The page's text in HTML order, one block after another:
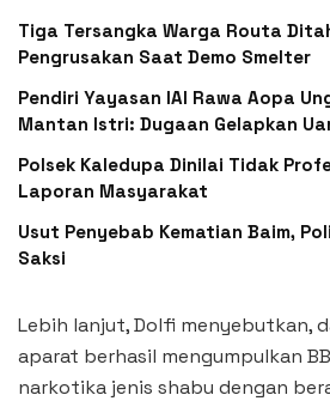
Tiga Tersangka Warga Routa
Pengrusakan Saat Demo Smelter
Pendiri Yayasan IAI Rawa Aopa
Mantan Istri: Dugaan Gelapkan
Polsek Kaledupa Dinilai Tidak
Laporan Masyarakat
Usut Penyebab Kematian Baim,
Saksi
Lebih lanjut, Dolfi menyebutkan,
aparat berhasil mengumpulkan
narkotika jenis shabu dengan